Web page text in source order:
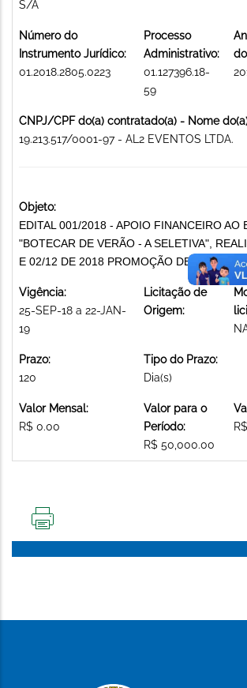
S/A
Número do
Instrumento Jurídico:
01.2018.2805.0223
Processo
Administrativo:
01.127396.18-
59
CNPJ/CPF do(a) contratado(a) - Nome
19.213.517/0001-97 - AL2 EVENTOS LTDA.
Objeto:
EDITAL 001/2018 - APOIO FINANCEIRO AO
"BOTECAR DE VERÃO - A SELETIVA",
E 02/12 DE 2018 PROMOÇÃO DE EVENTOS
Vigência:
25-SEP-18 a 22-JAN-
19
Licitação de
Origem:
Prazo:
120
Tipo do Prazo:
Dia(s)
Valor Mensal:
R$ 0.00
Valor para o
Período:
R$ 50,000.00
PÁGINA